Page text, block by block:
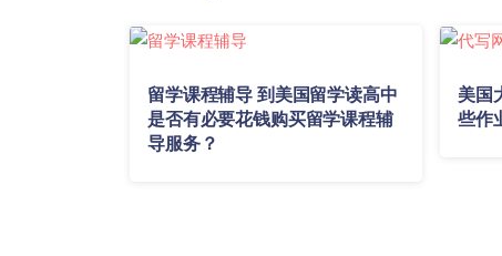
留学课程辅导 到美国留学读高中
是否有必要花钱购买留学课程辅
导服务？
美国
些作